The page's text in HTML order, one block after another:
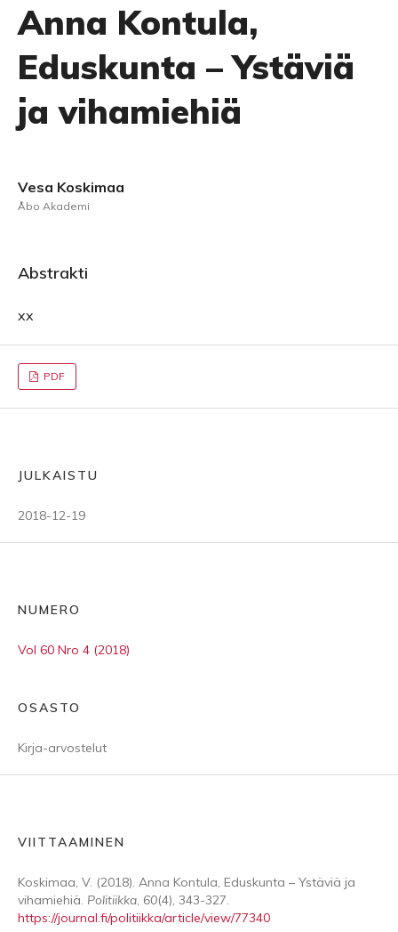
Anna Kontula,
Eduskunta – Ystäviä
ja vihamiehiä
Vesa Koskimaa
Åbo Akademi
Abstrakti
xx
PDF
JULKAISTU
2018-12-19
NUMERO
Vol 60 Nro 4 (2018)
OSASTO
Kirja-arvostelut
VIITTAAMINEN
Koskimaa, V. (2018). Anna Kontula, Eduskunta – Ystäviä ja
vihamiehiä. Politiikka, 60(4), 343-327.
https://journal.fi/politiikka/article/view/77340